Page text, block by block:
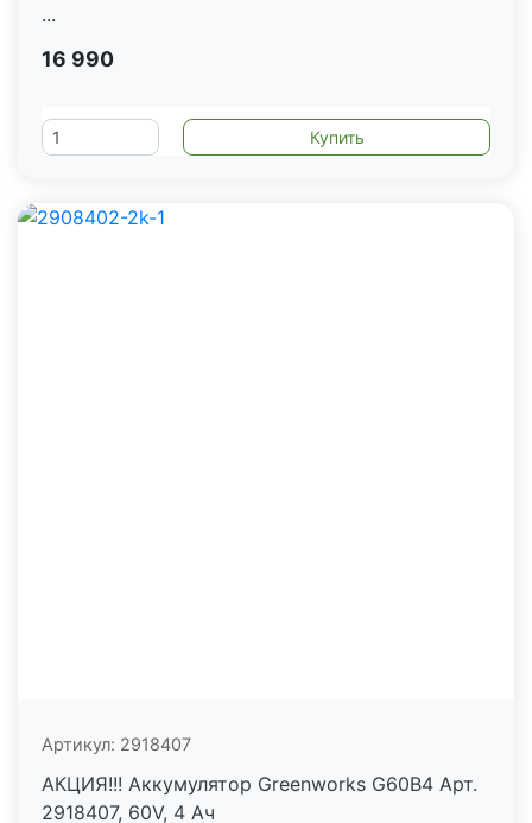
...
16 990
Артикул: 2918407
АКЦИЯ!!! Аккумулятор Greenworks G60B4 Арт.
2918407, 60V, 4 Ач